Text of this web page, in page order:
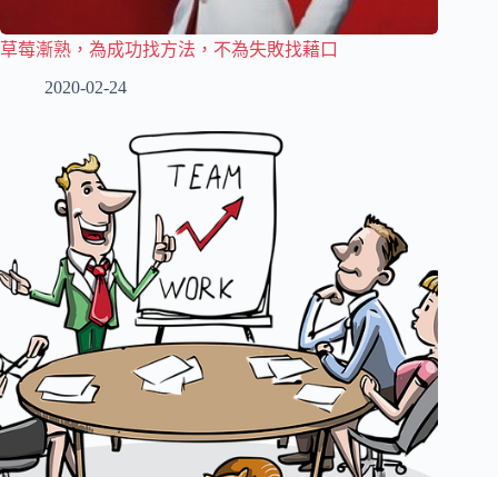
草莓漸熟，為成功找方法，不為失敗找藉口
2020-02-24